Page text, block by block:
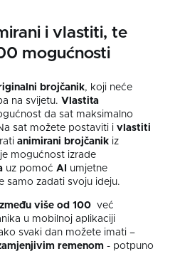
i vlastiti, te
mogućnosti
brojčanik, koji neće
na svijetu. Vlastita
da sat maksimalno
sat možete postaviti i vlastiti
animirani brojčanik iz
mogućnost izrade
uz pomoć AI
umjetne
samo zadati svoju ideju.
više od 100 već
u mobilnoj aplikaciji
svaki dan možete imati –
remenom - potpuno